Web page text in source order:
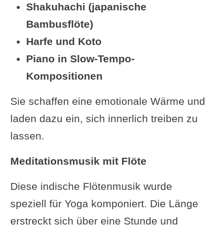
Shakuhachi (japanische
Bambusflöte)
Harfe und Koto
Piano in Slow-Tempo-
Kompositionen
Sie schaffen eine emotionale Wärme und
laden dazu ein, sich innerlich treiben zu
lassen.
Meditationsmusik mit Flöte
Diese indische Flötenmusik wurde
speziell für Yoga komponiert. Die Länge
erstreckt sich über eine Stunde und